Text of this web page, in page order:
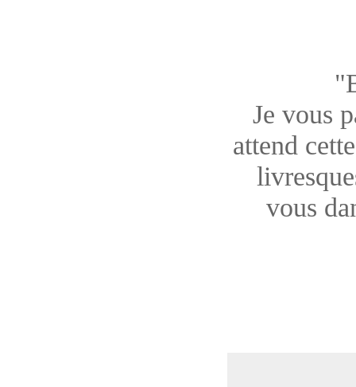
Je vous
attend
vous